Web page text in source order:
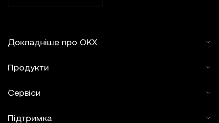
Докладніше про OKX
Продукти
Сервіси
Підтримка